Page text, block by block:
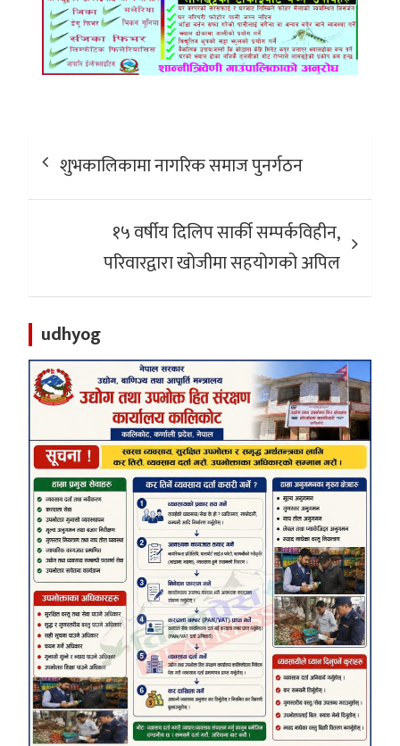
navigation
शुभकालिकामा नागरिक समाज पुनर्गठन
१५ वर्षीय दिलिप सार्की सम्पर्कविहीन,
परिवारद्वारा खोजीमा सहयोगको अपिल
udhyog